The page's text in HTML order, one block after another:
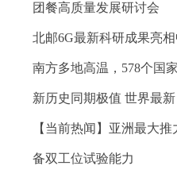
团餐高质量发展研讨会
北邮6G最新科研成果亮
南方多地高温，578个国
新历史同期极值 世界最新
【当前热闻】亚洲最大
备双工位试验能力